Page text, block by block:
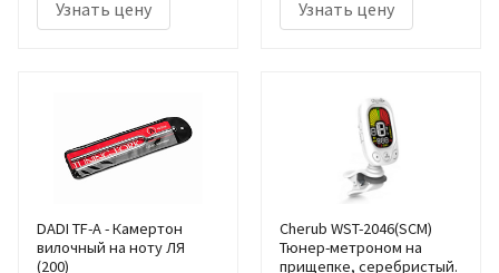
Узнать цену Узнать цену
DADI TF-A - Камертон
вилочный на ноту ЛЯ
(200)
Cherub WST-2046(SCM)
Тюнер-метроном на
прищепке, серебристый.